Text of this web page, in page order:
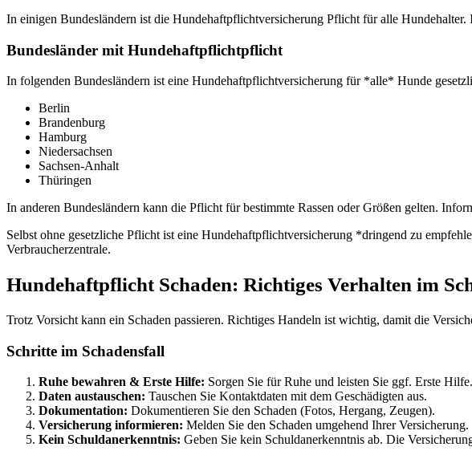
In einigen Bundesländern ist die Hundehaftpflichtversicherung Pflicht für alle
Bundesländer mit Hundehaftpflichtpflicht
In folgenden Bundesländern ist eine Hundehaftpflichtversicherung für *alle* Hunde
Berlin
Brandenburg
Hamburg
Niedersachsen
Sachsen-Anhalt
Thüringen
In anderen Bundesländern kann die Pflicht für bestimmte Rassen oder Größen gelten.
Selbst ohne gesetzliche Pflicht ist eine Hundehaftpflichtversicherung *dringend zu
Verbraucherzentrale.
Hundehaftpflicht Schaden: Richtiges Verhalten im
Trotz Vorsicht kann ein Schaden passieren. Richtiges Handeln ist wichtig, damit die
Schritte im Schadensfall
Ruhe bewahren & Erste Hilfe: Sorgen Sie für Ruhe und leisten Sie ggf. Erste Hilfe.
Daten austauschen: Tauschen Sie Kontaktdaten mit dem Geschädigten aus.
Dokumentation: Dokumentieren Sie den Schaden (Fotos, Hergang, Zeugen).
Versicherung informieren: Melden Sie den Schaden umgehend Ihrer Versicherung.
Kein Schuldanerkenntnis: Geben Sie kein Schuldanerkenntnis ab. Die